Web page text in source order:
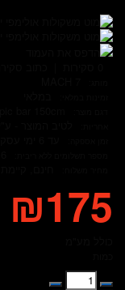
הדפס את העמוד
₪175